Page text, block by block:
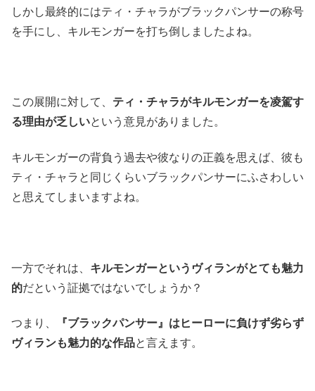
しかし最終的にはティ・チャラがブラックパンサーの称号
を手にし、キルモンガーを打ち倒しましたよね。
この展開に対して、 ティ・チャラがキルモンガーを凌駕す
る理由が乏しいという意見がありました。
キルモンガーの背負う過去や彼なりの正義を思えば、彼も
ティ・チャラと同じくらいブラックパンサーにふさわしい
と思えてしまいますよね。
一方でそれは、 キルモンガーというヴィランがとても魅力
的だという証拠ではないでしょうか？
つまり、
『ブラックパンサー』はヒーローに負けず劣らず
ヴィランも魅力的な作品と言えます。